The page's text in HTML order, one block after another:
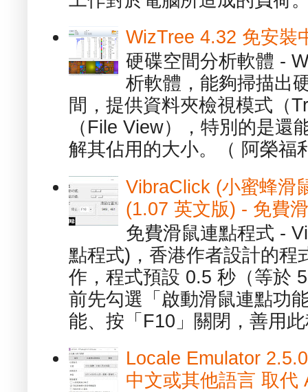
WizTree 4.32 免安裝
硬碟空間分析軟體 -
析軟體，能夠掃描出
間，提供資料夾檢視模式（
（File View），特別的是還
解其佔用的大小。（ 阿榮福
VibraClick (小蜜蜂滑
(1.07 英文版) - 免費
免費滑鼠連點程式 -
點程式)，香港作者設計的程
作，程式預設 0.5 秒（等於
前先勾選「啟動滑鼠連點功
能、按「F10」關閉，善用
Locale Emulator
中文或其他語言 取代